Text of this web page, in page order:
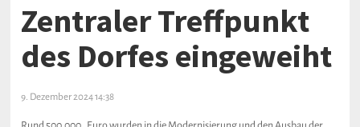
Zentraler Treffpunkt
des Dorfes eingeweiht
9. Dezember 2024 14:38